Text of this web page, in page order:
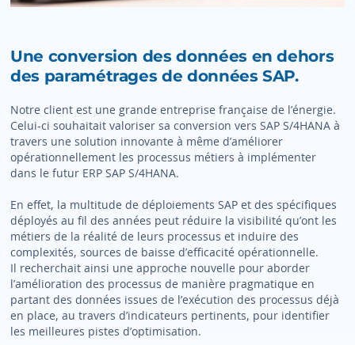
Une conversion des données en dehors
des paramétrages de données SAP.
Notre client est une grande entreprise française de l’énergie.
Celui-ci souhaitait valoriser sa conversion vers SAP S/4HANA à
travers une solution innovante à même d’améliorer
opérationnellement les processus métiers à implémenter
dans le futur ERP SAP S/4HANA.
En effet, la multitude de déploiements SAP et des spécifiques
déployés au fil des années peut réduire la visibilité qu’ont les
métiers de la réalité de leurs processus et induire des
complexités, sources de baisse d’efficacité opérationnelle.
Il recherchait ainsi une approche nouvelle pour aborder
l’amélioration des processus de manière pragmatique en
partant des données issues de l’exécution des processus déjà
en place, au travers d’indicateurs pertinents, pour identifier
les meilleures pistes d’optimisation.